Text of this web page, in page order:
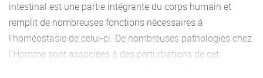
intestinal est une partie intégrante du corps humain et
remplit de nombreuses fonctions nécessaires à
l’homéostasie de celui-ci. De nombreuses pathologies chez
l’Homme sont associées à des perturbations de cet